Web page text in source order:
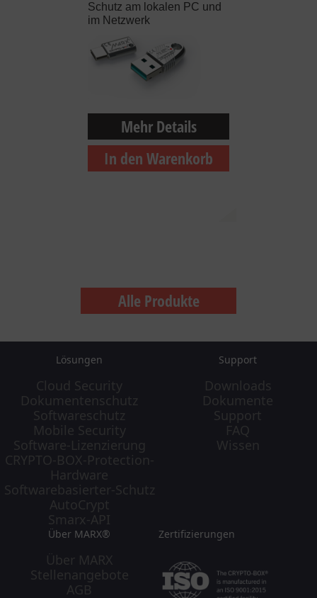
Schutz am lokalen PC und
im Netzwerk
Mehr Details
In den Warenkorb
Alle Produkte
Lösungen
Cloud Security
Dokumentenschutz
Softwareschutz
Mobile Security
Software-Lizenzierung
CRYPTO-BOX-Protection-
Hardware
Softwarebasierter-Schutz
AutoCrypt
Smarx-API
Support
Downloads
Dokumente
Support
FAQ
Wissen
Über MARX®
Über MARX
Stellenangebote
AGB
Zertifizierungen